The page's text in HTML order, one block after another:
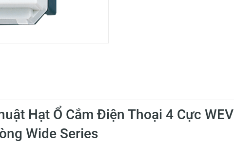
Hạt Ổ Cắm Điện Thoại 4 Cực
Wide Series